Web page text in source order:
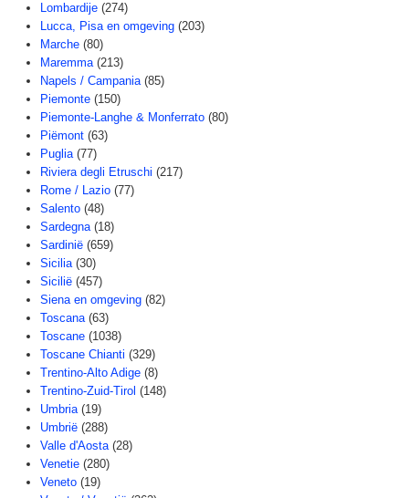
Lombardije (274)
Lucca, Pisa en omgeving (203)
Marche (80)
Maremma (213)
Napels / Campania (85)
Piemonte (150)
Piemonte-Langhe & Monferrato (80)
Piëmont (63)
Puglia (77)
Riviera degli Etruschi (217)
Rome / Lazio (77)
Salento (48)
Sardegna (18)
Sardinië (659)
Sicilia (30)
Sicilië (457)
Siena en omgeving (82)
Toscana (63)
Toscane (1038)
Toscane Chianti (329)
Trentino-Alto Adige (8)
Trentino-Zuid-Tirol (148)
Umbria (19)
Umbrië (288)
Valle d'Aosta (28)
Venetie (280)
Veneto (19)